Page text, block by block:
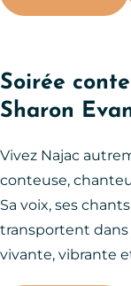
Soirée
Sharon
Vivez Najac
conteuse,
Sa voix, ses
transportent dans
vivante, vibrante